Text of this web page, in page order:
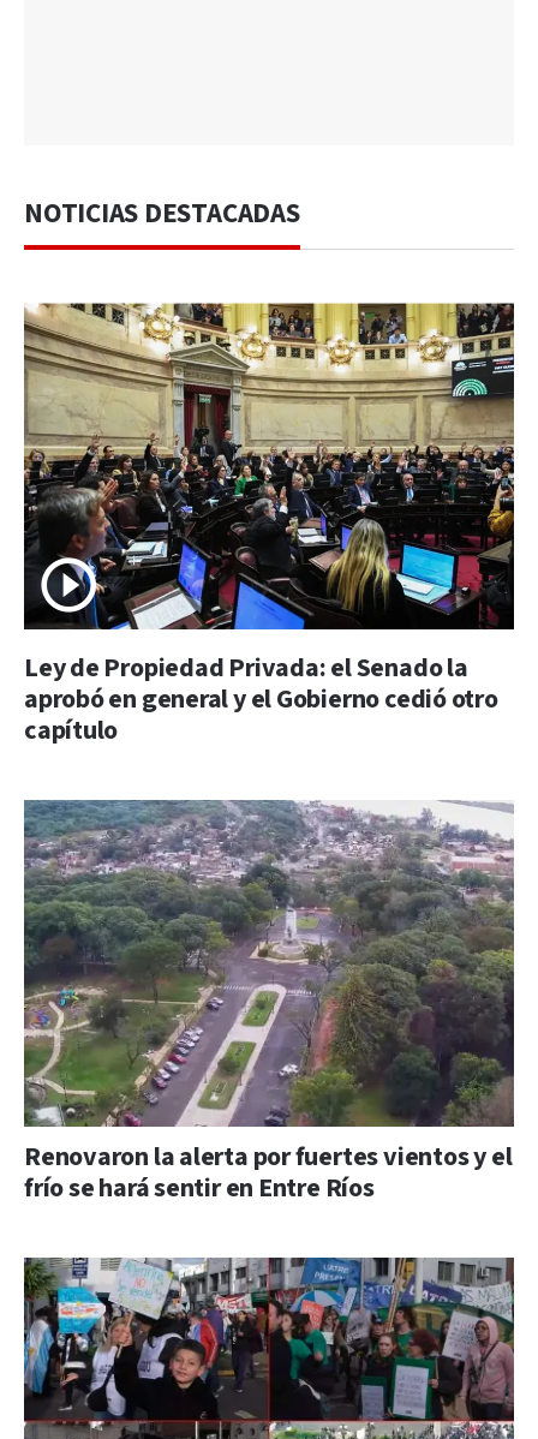
NOTICIAS DESTACADAS
Ley de Propiedad Privada: el Senado la
aprobó en general y el Gobierno cedió otro
capítulo
Renovaron la alerta por fuertes vientos y el
frío se hará sentir en Entre Ríos